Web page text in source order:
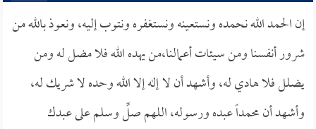
إن الحمد الله نحمده ونستعينه ونستغفره ونتوب إليه، ونعوذ بالله من
شرور أنفسنا ومن سيئات أعمالنا،من يهده الله فلا مضل له ومن
يضلل فلا هادي له، وأشهد أن لا إله إلا الله وحده لا شريك له،
وأشهد أن محمداً عبده ورسوله، اللهم صلِّ وسلم على عبدك